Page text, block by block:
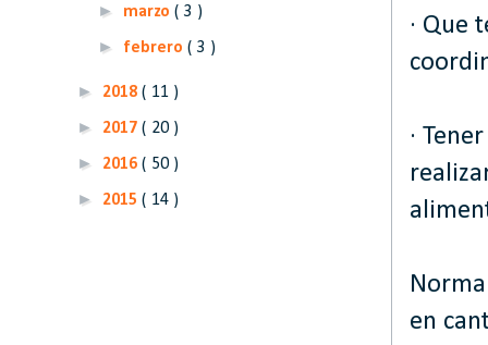
· Que
·
en
► marzo( 3 )
► febrero( 3 )
► 2018 ( 11 )
► 2017 ( 20 )
► 2016 ( 50 )
► 2015 ( 14 )